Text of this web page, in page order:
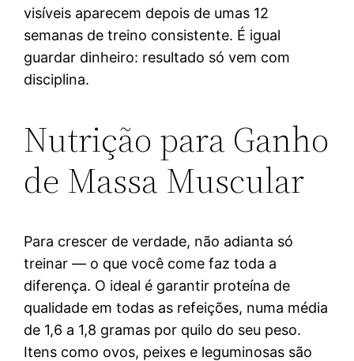
visíveis aparecem depois de umas 12
semanas de treino consistente. É igual
guardar dinheiro: resultado só vem com
disciplina.
Nutrição para Ganho
de Massa Muscular
Para crescer de verdade, não adianta só
treinar — o que você come faz toda a
diferença. O ideal é garantir proteína de
qualidade em todas as refeições, numa média
de 1,6 a 1,8 gramas por quilo do seu peso.
Itens como ovos, peixes e leguminosas são